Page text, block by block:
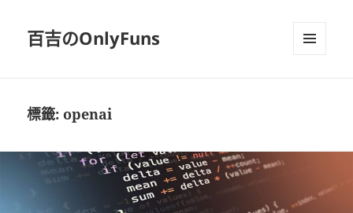
百吉のOnlyFuns
標籤:openai